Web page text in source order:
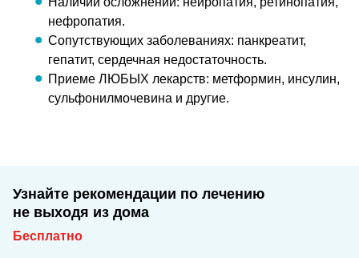
нефропатия.
Сопутствующих заболеваниях: панкреатит,
гепатит, сердечная недостаточность.
Приеме ЛЮБЫХ лекарств: метформин, инсулин,
сульфонилмочевина и другие.
Узнайте рекомендации по лечению
не выходя из дома
Бесплатно